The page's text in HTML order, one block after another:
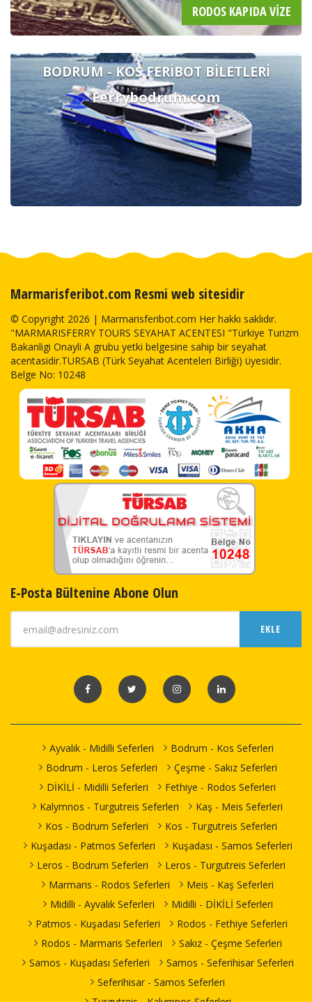
RODOS KAPIDA VIZE
BODRUM - KOS FERİBOT BİLETLERİ
Ferrybodrum.com
Marmarisferibot.com Resmi web sitesidir
© Copyright 2026 | Marmarisferibot.com Her hakkı saklıdır.
"MARMARISFERRY TOURS SEYAHAT ACENTESI "Türkiye Turizm
Bakanligi Onayli A grubu yetki belgesine sahip bir seyahat
acentasidir.TURSAB (Türk Seyahat Acenteleri Birliği) üyesidir.
Belge No: 10248
E-Posta Bültenine Abone Olun
EKLE
Ayvalık - Midilli Seferleri
Bodrum - Kos Seferleri
Bodrum - Leros Seferleri
Çeşme - Sakız Seferleri
DİKİLİ - Midilli Seferleri
Fethiye - Rodos Seferleri
Kalymnos - Turgutreis Seferleri
Kaş - Meis Seferleri
Kos - Bodrum Seferleri
Kos - Turgutreis Seferleri
Kuşadası - Patmos Seferleri
Kuşadası - Samos Seferleri
Leros - Bodrum Seferleri
Leros - Turgutreis Seferleri
Marmaris - Rodos Seferleri
Meis - Kaş Seferleri
Midilli - Ayvalık Seferleri
Midilli - DİKİLİ Seferleri
Patmos - Kuşadası Seferleri
Rodos - Fethiye Seferleri
Rodos - Marmaris Seferleri
Sakız - Çeşme Seferleri
Samos - Kuşadası Seferleri
Samos - Seferihisar Seferleri
Seferihisar - Samos Seferleri